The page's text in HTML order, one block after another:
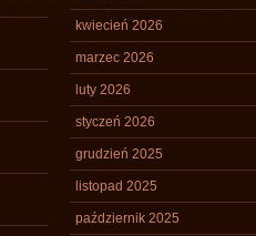
kwiecień 2026
marzec 2026
luty 2026
styczeń 2026
grudzień 2025
listopad 2025
październik 2025